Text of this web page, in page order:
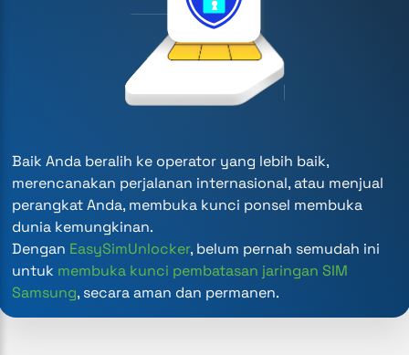
Baik Anda beralih ke operator yang lebih baik,
merencanakan perjalanan internasional, atau menjual
perangkat Anda, membuka kunci ponsel membuka
dunia kemungkinan.
Dengan EasySimUnlocker, belum pernah semudah ini
untuk membuka kunci pembatasan jaringan SIM
Samsung, secara aman dan permanen.